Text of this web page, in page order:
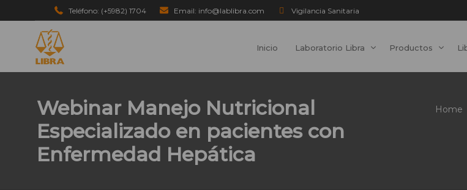
Teléfono: (+5982) 1704 Email: info@lablibra.com Vigilancia Sanitaria
Inicio Laboratorio Libra Productos
Webinar Manejo Nutricional
Especializado en pacientes con
Enfermedad Hepática
Home